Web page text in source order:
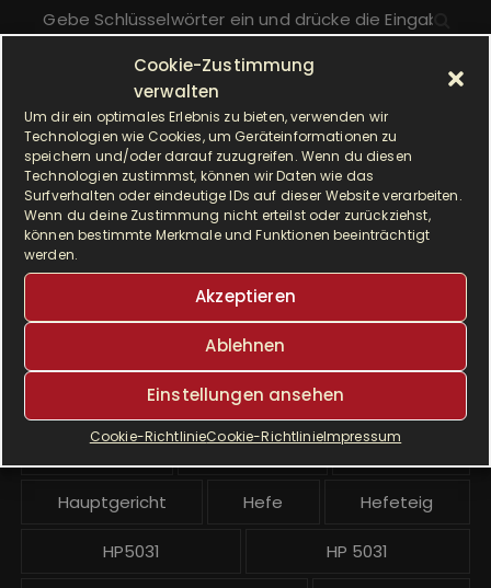
Cookie-Zustimmung
verwalten
Um dir ein optimales Erlebnis zu bieten, verwenden wir
Technologien wie Cookies, um Geräteinformationen zu
speichern und/oder darauf zuzugreifen. Wenn du diesen
Technologien zustimmst, können wir Daten wie das
Surfverhalten oder eindeutige IDs auf dieser Website verarbeiten.
Wenn du deine Zustimmung nicht erteilst oder zurückziehst,
können bestimmte Merkmale und Funktionen beeinträchtigt
werden.
Akzeptieren
Ablehnen
Einstellungen ansehen
Cookie-RichtlinieCookie-RichtlinieImpressum
u
e
n
a
c
h
ALLE BEITRÄGE
A
l
e
b
r
g
Monat auswählen
SCHLAGWÖRTER
Alltagsküche
cremig delikat
Einfach
Hauptgericht Hefe Hefeteig
HP5031 HP 5031